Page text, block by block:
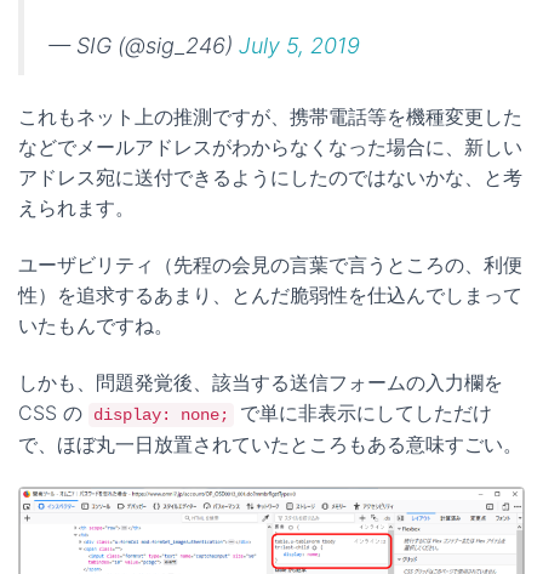
— SIG (@sig_246) July 5, 2019
これもネット上の推測ですが、携帯電話等を機種変更した
などでメールアドレスがわからなくなった場合に、新しい
アドレス宛に送付できるようにしたのではないかな、と考
えられます。
ユーザビリティ（先程の会見の言葉で言うところの、利便
性）を追求するあまり、とんだ脆弱性を仕込んでしまって
いたもんですね。
しかも、問題発覚後、該当する送信フォームの入力欄を
CSS の
display: none;
で単に非表示にしてしただけ
で、ほぼ丸一日放置されていたところもある意味すごい。